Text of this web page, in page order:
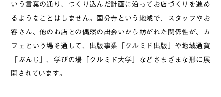
いう言葉の通り、つくり込んだ計画に沿ってお店づくりを進め
るようなことはしません。国分寺という地域で、スタッフやお
客さん、他のお店との偶然の出会いから紡がれた関係性が、カ
フェという場を通して、出版事業「クルミド出版」や地域通貨
「ぶんじ」、学びの場「クルミド大学」などさまざまな形に展
開されています。